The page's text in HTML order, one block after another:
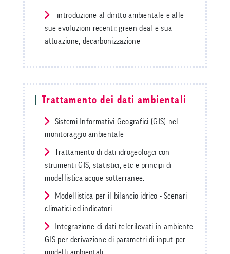
introduzione al diritto ambientale e alle
sue evoluzioni recenti: green deal e sua
attuazione, decarbonizzazione
Trattamento dei dati ambientali
Sistemi Informativi Geografici (GIS) nel
monitoraggio ambientale
Trattamento di dati idrogeologci con
strumenti GIS, statistici, etc e principi di
modellistica acque sotterranee.
Modellistica per il bilancio idrico - Scenari
climatici ed indicatori
Integrazione di dati telerilevati in ambiente
GIS per derivazione di parametri di input per